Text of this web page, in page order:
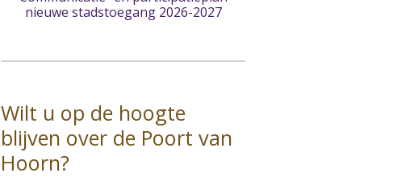
nieuwe stadstoegang 2026-2027
Wilt u op de hoogte
blijven over de Poort van
Hoorn?